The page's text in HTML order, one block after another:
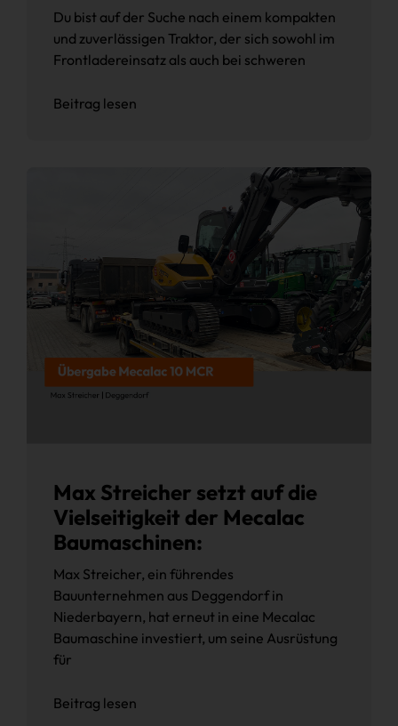
Du bist auf der Suche nach einem kompakten
und zuverlässigen Traktor, der sich sowohl im
Frontladereinsatz als auch bei schweren
Beitrag lesen
Max Streicher setzt auf die
Vielseitigkeit der Mecalac
Baumaschinen:
Max Streicher, ein führendes
Bauunternehmen aus Deggendorf in
Niederbayern, hat erneut in eine Mecalac
Baumaschine investiert, um seine Ausrüstung
für
Beitrag lesen